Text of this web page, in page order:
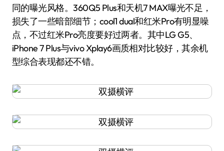
同的曝光风格。360Q5 Plus和天机7 MAX曝光不足，
损失了一些暗部细节；cool1 dual和红米Pro有明显噪
点，不过红米Pro亮度要好过两者。其中LG G5、
iPhone 7 Plus与vivo Xplay6画质相对比较好，其余机
型综合表现都还不错。